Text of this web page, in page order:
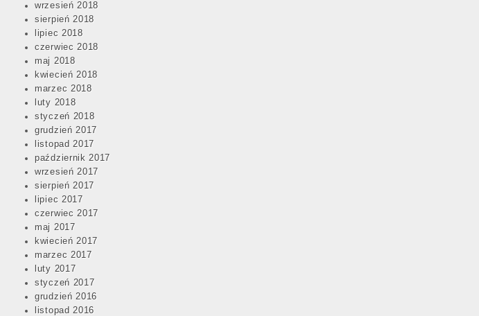
wrzesień 2018
sierpień 2018
lipiec 2018
czerwiec 2018
maj 2018
kwiecień 2018
marzec 2018
luty 2018
styczeń 2018
grudzień 2017
listopad 2017
październik 2017
wrzesień 2017
sierpień 2017
lipiec 2017
czerwiec 2017
maj 2017
kwiecień 2017
marzec 2017
luty 2017
styczeń 2017
grudzień 2016
listopad 2016